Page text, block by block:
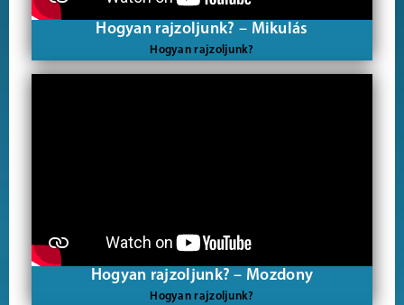
Hogyan rajzoljunk? – Mikulás
Hogyan rajzoljunk?
Hogyan rajzoljunk? – Mozdony
Hogyan rajzoljunk?